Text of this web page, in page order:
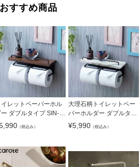
おすすめ商品
イレットペーパーホル
ー ダブルタイプ SIN-2
（税込み）
大理石柄トイレットペー
パーホルダー ダブルタイ
プ SIN-21
¥5,990（税込み）